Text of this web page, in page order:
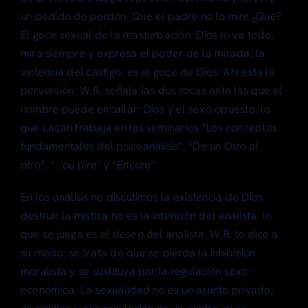
un pedido de perdón. Que el padre no lo mire ¿Qué?
El goce sexual de la masturbación. Dios lo ve todo,
mira siempre y expresa el poder de la mirada, la
violencia del castigo, es el goce de Dios. Ahí está la
perversión. W.R. señala las dos rocas ante las que el
hombre puede encallar: Dios y el sexo opuesto, lo
que Lacan trabaja en los seminarios “Los conceptos
fundamentales del psicoanálisis”, “De un Otro al
otro”, “…ou pire” y “Encore”.
En los análisis no discutimos la existencia de Dios,
destruir la mística no es la intención del analista, lo
que se juega es el deseo del analista. W.R. lo dice a
su modo: se trata de que se pierda la inhibición
moralista y se sustituya por la regulación sexo-
económica. La sexualidad no es un asunto privado,